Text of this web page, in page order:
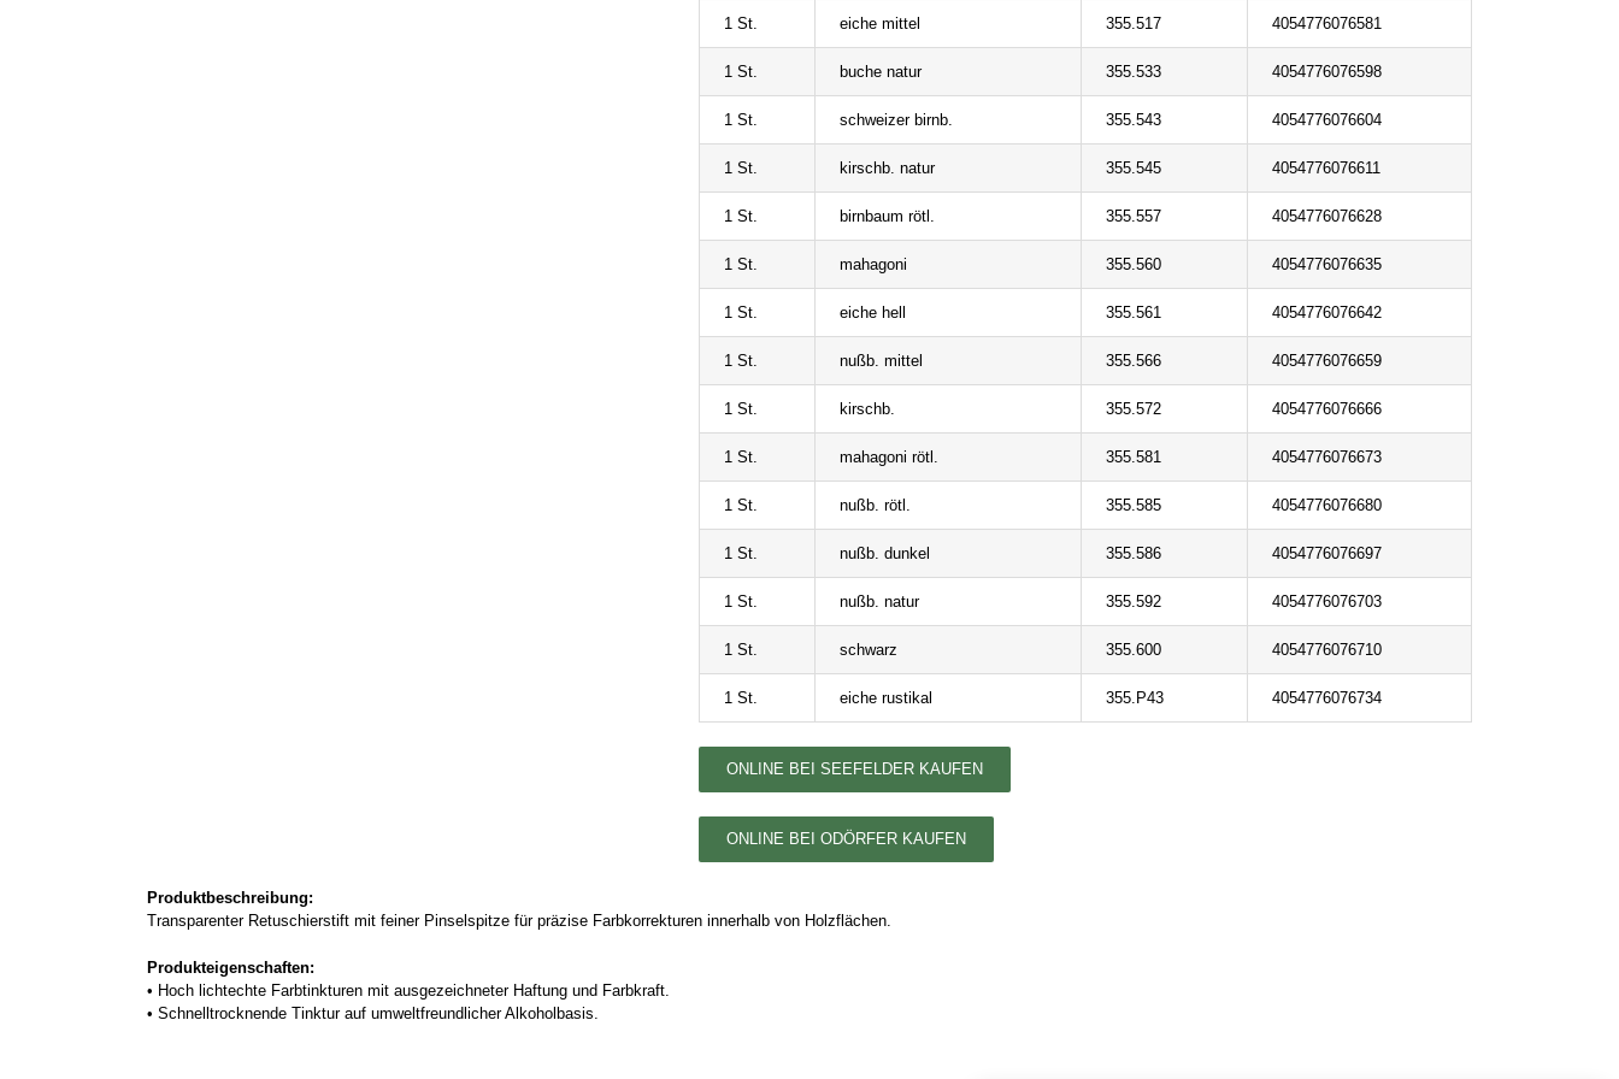
1 St. eiche mittel 355.517 4054776076581
1 St. buche natur 355.533 4054776076598
1 St. schweizer birnb. 355.543 4054776076604
1 St. kirschb. natur 355.545 4054776076611
1 St. birnbaum rötl. 355.557 4054776076628
1 St. mahagoni 355.560 4054776076635
1 St. eiche hell 355.561 4054776076642
1 St. nußb. mittel 355.566 4054776076659
1 St. kirschb. 355.572 4054776076666
1 St. mahagoni rötl. 355.581 4054776076673
1 St. nußb. rötl. 355.585 4054776076680
1 St. nußb. dunkel 355.586 4054776076697
1 St. nußb. natur 355.592 4054776076703
1 St. schwarz 355.600 4054776076710
1 St. eiche rustikal 355.P43 4054776076734
ONLINE BEI SEEFELDER KAUFEN
ONLINE BEI ODÖRFER KAUFEN
Produktbeschreibung:
Transparenter Retuschierstift mit feiner Pinselspitze für präzise Farbkorrekturen innerhalb von Holzflächen.
Produkteigenschaften:
• Hoch lichtechte Farbtinkturen mit ausgezeichneter Haftung und Farbkraft.
• Schnelltrocknende Tinktur auf umweltfreundlicher Alkoholbasis.